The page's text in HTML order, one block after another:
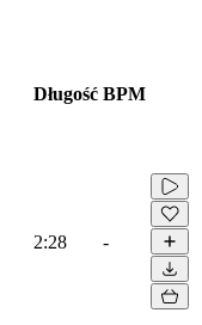
Długość BPM
2:28 -